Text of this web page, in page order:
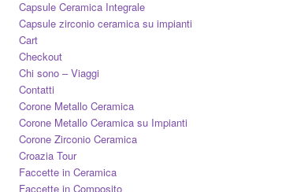
Capsule Ceramica Integrale
Capsule zirconio ceramica su impianti
Cart
Checkout
Chi sono – Viaggi
Contatti
Corone Metallo Ceramica
Corone Metallo Ceramica su Impianti
Corone Zirconio Ceramica
Croazia Tour
Faccette in Ceramica
Faccette in Composito